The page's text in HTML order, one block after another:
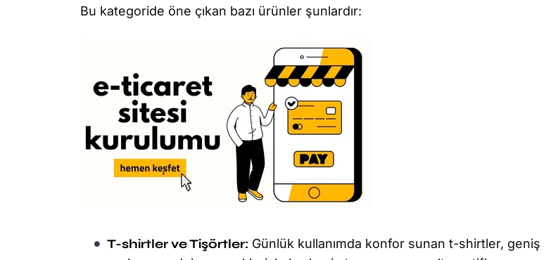
Bu kategoride öne çıkan bazı ürünler şunlardır:
T-shirtler ve Tişörtler: Günlük kullanımda konfor sunan t-shirtler, geniş